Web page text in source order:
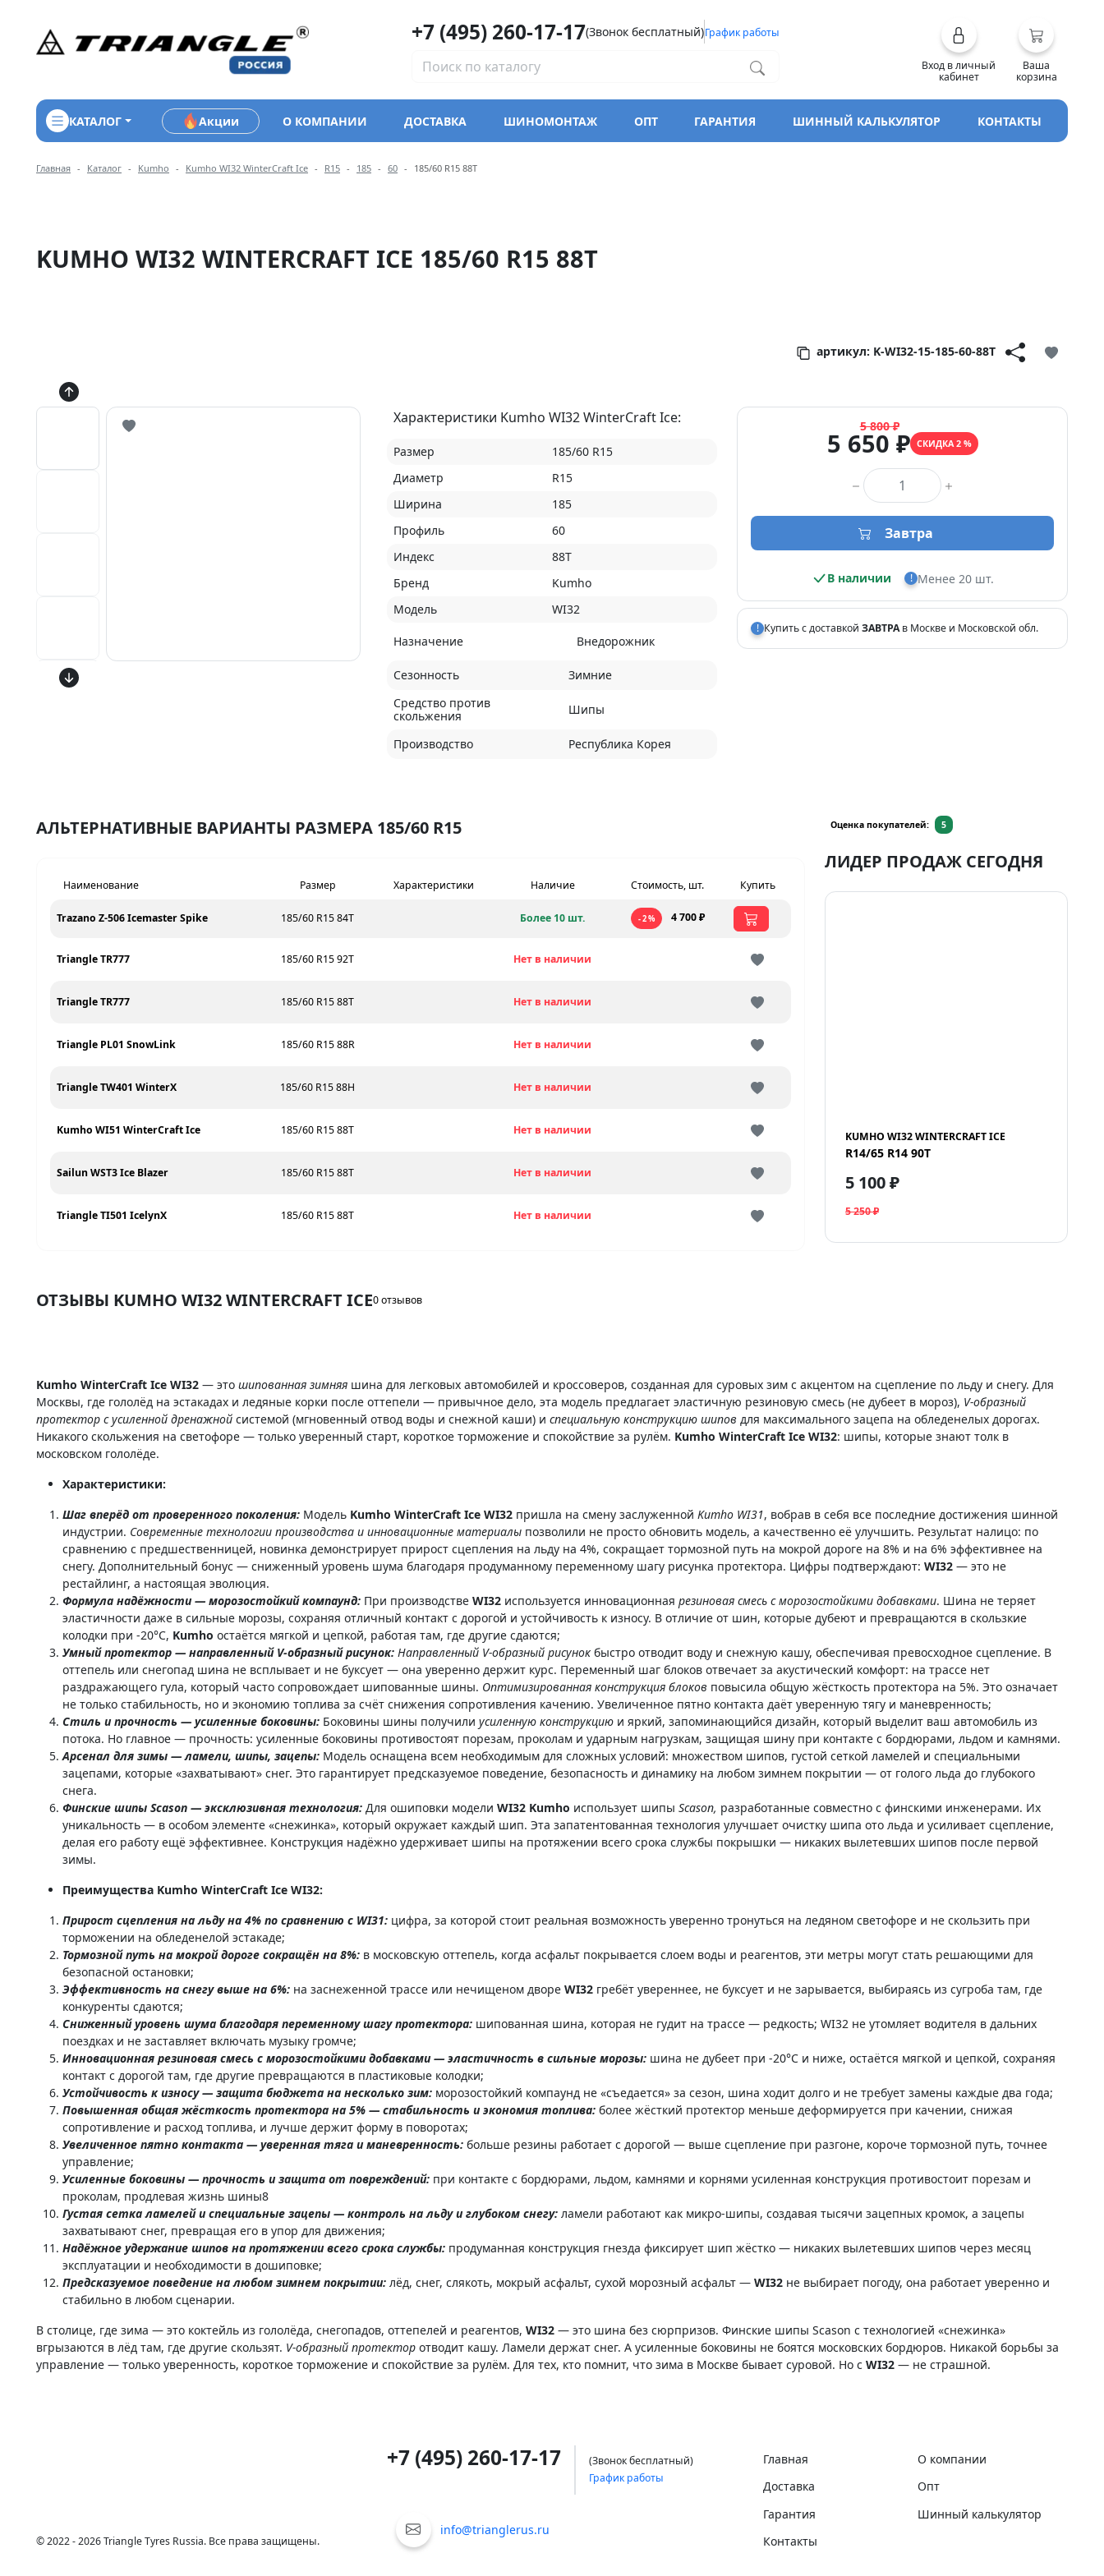
+7 (495) 260-17-17(Звонок бесплатный)График работы
Вход в личный
кабинет
Ваша
корзина
КАТАЛОГ Акции О КОМПАНИИ ДОСТАВКА ШИНОМОНТАЖ ОПТ ГАРАНТИЯ ШИННЫЙ КАЛЬКУЛЯТОР КОНТАКТЫ
Навигация по разделам модели Kumho WI32 WinterCraft Ice
Главная Каталог Kumho Kumho WI32 WinterCraft Ice R15 185 60 185/60 R15 88T
KUMHO WI32 WINTERCRAFT ICE 185/60 R15 88T
артикул: K-WI32-15-185-60-88T
Характеристики Kumho WI32 WinterCraft Ice:
Размер
185/60 R15
Диаметр
R15
Ширина
185
Профиль
60
Индекс
88T
Бренд
Kumho
Модель
WI32
Назначение Внедорожник
Сезонность
Зимние
Средство против
скольжения
Шипы
Производство Республика Корея
5 800 ₽
5 650 ₽ СКИДКА 2 %
Количество товара
Завтра
В наличии ! Менее 20 шт.
! Купить с доставкойЗАВТРАв Москве и Московской обл.
АЛЬТЕРНАТИВНЫЕ ВАРИАНТЫ РАЗМЕРА 185/60 R15
Наименование Размер Характеристики Наличие Стоимость, шт. Купить
Trazano Z-506 Icemaster Spike 185/60 R15 84T Более 10 шт. - 2 % 4 700 ₽
Triangle TR777 185/60 R15 92T Нет в наличии
Triangle TR777 185/60 R15 88T Нет в наличии
Triangle PL01 SnowLink 185/60 R15 88R Нет в наличии
Triangle TW401 WinterX 185/60 R15 88H Нет в наличии
Kumho WI51 WinterCraft Ice 185/60 R15 88T Нет в наличии
Sailun WST3 Ice Blazer 185/60 R15 88T Нет в наличии
Triangle TI501 IcelynX 185/60 R15 88T Нет в наличии
ОТЗЫВЫ KUMHO WI32 WINTERCRAFT ICE0 отзывов
Оценка покупателей: 5
ЛИДЕР ПРОДАЖ СЕГОДНЯ
KUMHO WI32 WINTERCRAFT ICE
R14/65 R14 90T
5 100 ₽
5 250 ₽
Kumho WinterCraft Ice WI32 — это шипованная зимняя шина для легковых автомобилей и кроссоверов, созданная для суровых зим с акцентом на сцепление по льду и снегу. Для
Москвы, где гололёд на эстакадах и ледяные корки после оттепели — привычное дело, эта модель предлагает эластичную резиновую смесь (не дубеет в мороз), V-образный
протектор с усиленной дренажной системой (мгновенный отвод воды и снежной каши) и специальную конструкцию шипов для максимального зацепа на обледенелых дорогах.
Никакого скольжения на светофоре — только уверенный старт, короткое торможение и спокойствие за рулём. Kumho WinterCraft Ice WI32: шипы, которые знают толк в
московском гололёде.
Характеристики:
Шаг вперёд от проверенного поколения: Модель Kumho WinterCraft Ice WI32 пришла на смену заслуженной Kumho WI31, вобрав в себя все последние достижения шинной
индустрии. Современные технологии производства и инновационные материалы позволили не просто обновить модель, а качественно её улучшить. Результат налицо: по
сравнению с предшественницей, новинка демонстрирует прирост сцепления на льду на 4%, сокращает тормозной путь на мокрой дороге на 8% и на 6% эффективнее на
снегу. Дополнительный бонус — сниженный уровень шума благодаря продуманному переменному шагу рисунка протектора. Цифры подтверждают: WI32 — это не
рестайлинг, а настоящая эволюция.
Формула надёжности — морозостойкий компаунд: При производстве WI32 используется инновационная резиновая смесь с морозостойкими добавками. Шина не теряет
эластичности даже в сильные морозы, сохраняя отличный контакт с дорогой и устойчивость к износу. В отличие от шин, которые дубеют и превращаются в скользкие
колодки при -20°C, Kumho остаётся мягкой и цепкой, работая там, где другие сдаются;
Умный протектор — направленный V-образный рисунок: Направленный V-образный рисунокбыстро отводит воду и снежную кашу, обеспечивая превосходное сцепление. В
оттепель или снегопад шина не всплывает и не буксует — она уверенно держит курс. Переменный шаг блоков отвечает за акустический комфорт: на трассе нет
раздражающего гула, который часто сопровождает шипованные шины. Оптимизированная конструкция блоков повысила общую жёсткость протектора на 5%. Это означает
не только стабильность, но и экономию топлива за счёт снижения сопротивления качению. Увеличенное пятно контакта даёт уверенную тягу и маневренность;
Стиль и прочность — усиленные боковины: Боковины шины получили усиленную конструкцию и яркий, запоминающийся дизайн, который выделит ваш автомобиль из
потока. Но главное — прочность: усиленные боковины противостоят порезам, проколам и ударным нагрузкам, защищая шину при контакте с бордюрами, льдом и камнями.
Арсенал для зимы — ламели, шипы, зацепы: Модель оснащена всем необходимым для сложных условий: множеством шипов, густой сеткой ламелей и специальными
зацепами, которые «захватывают» снег. Это гарантирует предсказуемое поведение, безопасность и динамику на любом зимнем покрытии — от голого льда до глубокого
снега.
Финские шипы Scason — эксклюзивная технология: Для ошиповки модели WI32 Kumho использует шипы Scason, разработанные совместно с финскими инженерами. Их
уникальность — в особом элементе «снежинка», который окружает каждый шип. Эта запатентованная технология улучшает очистку шипа ото льда и усиливает сцепление,
делая его работу ещё эффективнее. Конструкция надёжно удерживает шипы на протяжении всего срока службы покрышки — никаких вылетевших шипов после первой
зимы.
Преимущества Kumho WinterCraft Ice WI32:
Прирост сцепления на льду на 4% по сравнению с WI31: цифра, за которой стоит реальная возможность уверенно тронуться на ледяном светофоре и не скользить при
торможении на обледенелой эстакаде;
Тормозной путь на мокрой дороге сокращён на 8%: в московскую оттепель, когда асфальт покрывается слоем воды и реагентов, эти метры могут стать решающими для
безопасной остановки;
Эффективность на снегу выше на 6%: на заснеженной трассе или нечищеном дворе WI32 гребёт увереннее, не буксует и не зарывается, выбираясь из сугроба там, где
конкуренты сдаются;
Сниженный уровень шума благодаря переменному шагу протектора: шипованная шина, которая не гудит на трассе — редкость; WI32 не утомляет водителя в дальних
поездках и не заставляет включать музыку громче;
Инновационная резиновая смесь с морозостойкими добавками — эластичность в сильные морозы: шина не дубеет при -20°C и ниже, остаётся мягкой и цепкой, сохраняя
контакт с дорогой там, где другие превращаются в пластиковые колодки;
Устойчивость к износу — защита бюджета на несколько зим: морозостойкий компаунд не «съедается» за сезон, шина ходит долго и не требует замены каждые два года;
Повышенная общая жёсткость протектора на 5% — стабильность и экономия топлива: более жёсткий протектор меньше деформируется при качении, снижая
сопротивление и расход топлива, и лучше держит форму в поворотах;
Увеличенное пятно контакта — уверенная тяга и маневренность: больше резины работает с дорогой — выше сцепление при разгоне, короче тормозной путь, точнее
управление;
Усиленные боковины — прочность и защита от повреждений: при контакте с бордюрами, льдом, камнями и корнями усиленная конструкция противостоит порезам и
проколам, продлевая жизнь шины8
Густая сетка ламелей и специальные зацепы — контроль на льду и глубоком снегу: ламели работают как микро-шипы, создавая тысячи зацепных кромок, а зацепы
захватывают снег, превращая его в упор для движения;
Надёжное удержание шипов на протяжении всего срока службы: продуманная конструкция гнезда фиксирует шип жёстко — никаких вылетевших шипов через месяц
эксплуатации и необходимости в дошиповке;
Предсказуемое поведение на любом зимнем покрытии: лёд, снег, слякоть, мокрый асфальт, сухой морозный асфальт — WI32 не выбирает погоду, она работает уверенно и
стабильно в любом сценарии.
В столице, где зима — это коктейль из гололёда, снегопадов, оттепелей и реагентов, WI32 — это шина без сюрпризов. Финские шипы Scason с технологией «снежинка»
вгрызаются в лёд там, где другие скользят. V-образный протектор отводит кашу. Ламели держат снег. А усиленные боковины не боятся московских бордюров. Никакой борьбы за
управление — только уверенность, короткое торможение и спокойствие за рулём. Для тех, кто помнит, что зима в Москве бывает суровой. Но с WI32 — не страшной.
© 2022 - 2026 Triangle Tyres Russia. Все права защищены.
+7 (495) 260-17-17
(Звонок бесплатный)
График работы
info@trianglerus.ru
Главная
О компании
Доставка
Опт
Гарантия
Шинный калькулятор
Контакты